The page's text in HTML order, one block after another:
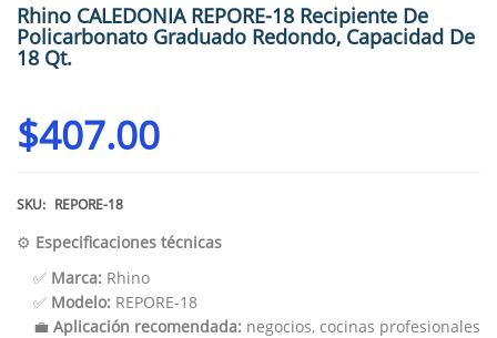
Rhino CALEDONIA REPORE-18 Recipiente De
Policarbonato Graduado Redondo, Capacidad De
18 Qt.
$407.00
SKU: REPORE-18
⚙️ Especificaciones técnicas
✅ Marca: Rhino
✅ Modelo: REPORE-18
💼 Aplicación recomendada: negocios, cocinas profesionales